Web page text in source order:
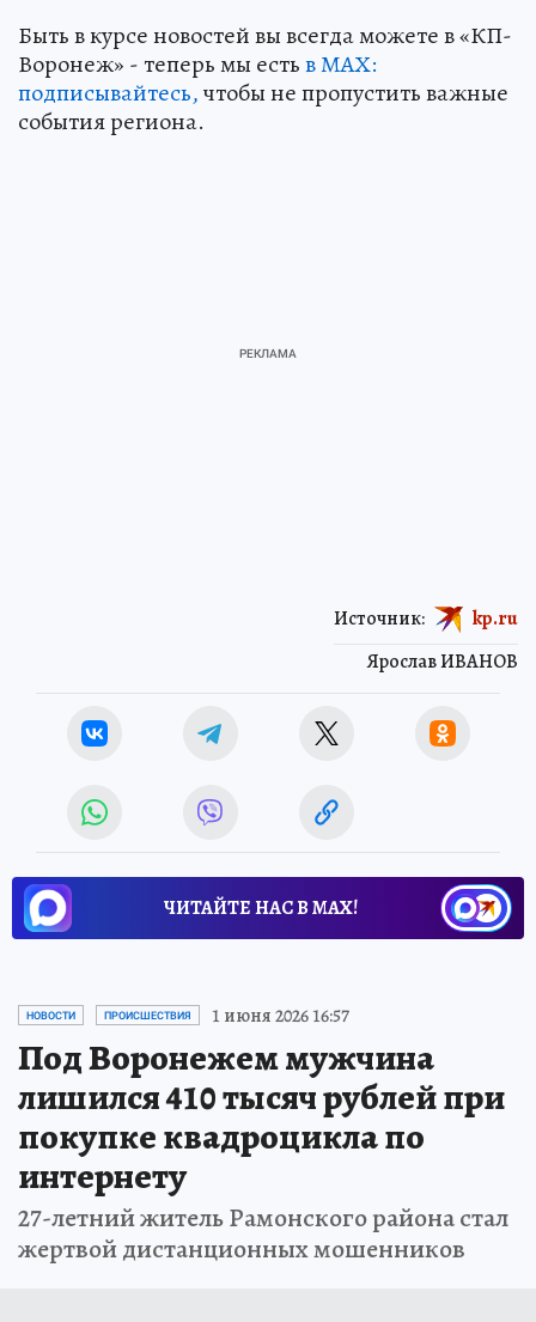
Быть в курсе новостей вы всегда можете в «КП-
Воронеж» - теперь мы естьв МАХ:
подписывайтесь,чтобы не пропустить важные
события региона.
Ярослав ИВАНОВ
Источник: kp.ru
ЧИТАЙТЕ НАС В МАХ!
НОВОСТИ ПРОИСШЕСТВИЯ 1 июня 2026 16:57
Под Воронежем мужчина
лишился 410 тысяч рублей при
покупке квадроцикла по
интернету
27-летний житель Рамонского района стал
жертвой дистанционных мошенников